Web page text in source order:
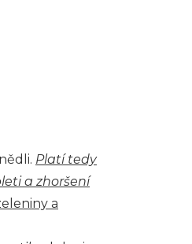
Platí tedy
a zhoršení
a